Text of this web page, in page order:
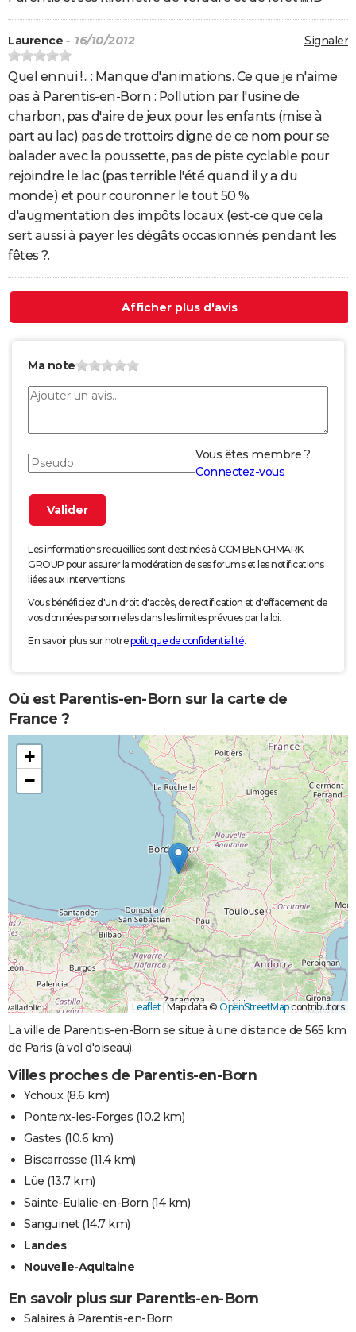
Signaler
Laurence - 16/10/2012
Quel ennui !... : Manque d'animations. Ce que je n'aime
pas à Parentis-en-Born : Pollution par l'usine de
charbon, pas d'aire de jeux pour les enfants (mise à
part au lac) pas de trottoirs digne de ce nom pour se
balader avec la poussette, pas de piste cyclable pour
rejoindre le lac (pas terrible l'été quand il y a du
monde) et pour couronner le tout 50 %
d'augmentation des impôts locaux (est-ce que cela
sert aussi à payer les dégâts occasionnés pendant les
fêtes ?.
Afficher plus d'avis
Ma note
Vous êtes membre ?
Connectez-vous
Les informations recueillies sont destinées à CCM BENCHMARK
GROUP pour assurer la modération de ses forums et les notifications
liées aux interventions.
Vous bénéficiez d'un droit d'accès, de rectification et d'effacement de
vos données personnelles dans les limites prévues par la loi.
En savoir plus sur notrepolitique de confidentialité.
Où est Parentis-en-Born sur la carte de
France ?
+
−
Leaflet Map data © OpenStreetMapcontributors
La ville de Parentis-en-Born se situe à une distance de 565 km
de Paris (à vol d'oiseau).
Villes proches de Parentis-en-Born
Ychoux(8.6 km)
Pontenx-les-Forges (10.2 km)
Gastes (10.6 km)
Biscarrosse (11.4 km)
Lüe (13.7 km)
Sainte-Eulalie-en-Born (14 km)
Sanguinet(14.7 km)
Landes
Nouvelle-Aquitaine
En savoir plus sur Parentis-en-Born
Salaires à Parentis-en-Born